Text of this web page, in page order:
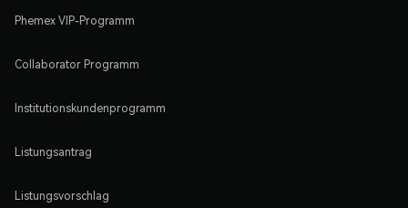
Phemex VIP-Programm
Collaborator Programm
Institutionskundenprogramm
Listungsantrag
Listungsvorschlag